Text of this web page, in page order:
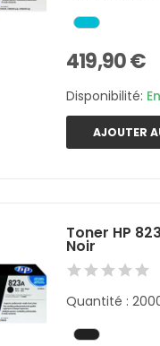
419,90 €
Disponibilité:
AJOUTER
Toner HP
Noir
Quantité :